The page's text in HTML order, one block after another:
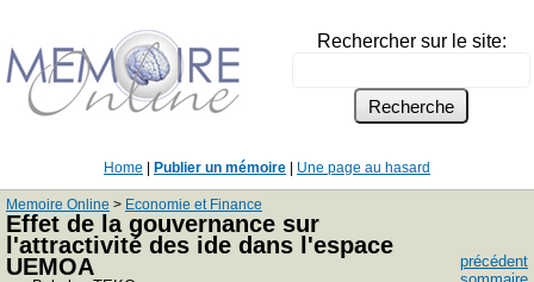
Rechercher sur le site:
Home Publier un mémoire Une page au hasard
Memoire Online > Economie et Finance
Effet de la gouvernance sur
l'attractivité des ide dans l'espace
UEMOA
précédent